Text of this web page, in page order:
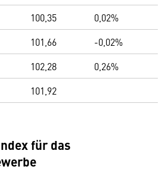
100,35 0,02%
101,66 -0,02%
102,28 0,26%
101,92
für das